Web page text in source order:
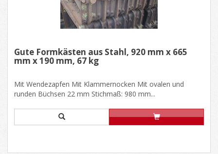
Gute Formkästen aus Stahl, 920 mm x 665
mm x 190 mm, 67 kg
Mit Wendezapfen Mit Klammernocken Mit ovalen und
runden Büchsen 22 mm Stichmaß: 980 mm...